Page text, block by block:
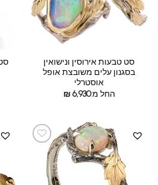
סט טבעות אירוסין ונישואין
בסגנון עלים משובצת אופל
אוסטרלי
החל מ:
₪6,930